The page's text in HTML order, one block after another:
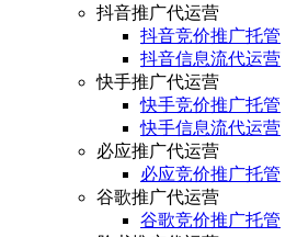
抖音推广代运营
抖音竞价推广托管
抖音信息流代运营
快手推广代运营
快手竞价推广托管
快手信息流代运营
必应推广代运营
必应竞价推广托管
谷歌推广代运营
谷歌竞价推广托管